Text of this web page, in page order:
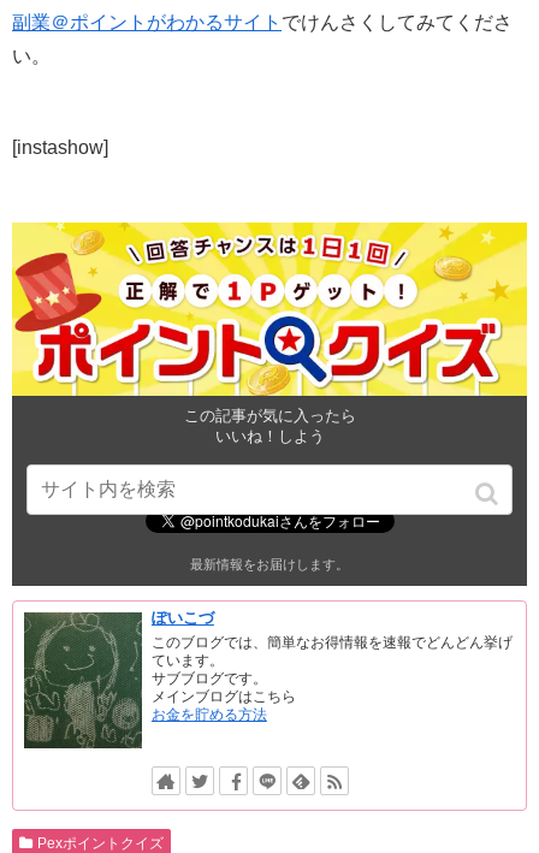
副業＠ポイントがわかるサイト でけんさくしてみてくださ
い。
[instashow]
この記事が気に入ったら
いいね！しよう
最新情報をお届けします。
ぽいこづ
このブログでは、簡単なお得情報を速報でどんどん挙げ
ています。
サブブログです。
メインブログはこちら
お金を貯める方法
Pexポイントクイズ